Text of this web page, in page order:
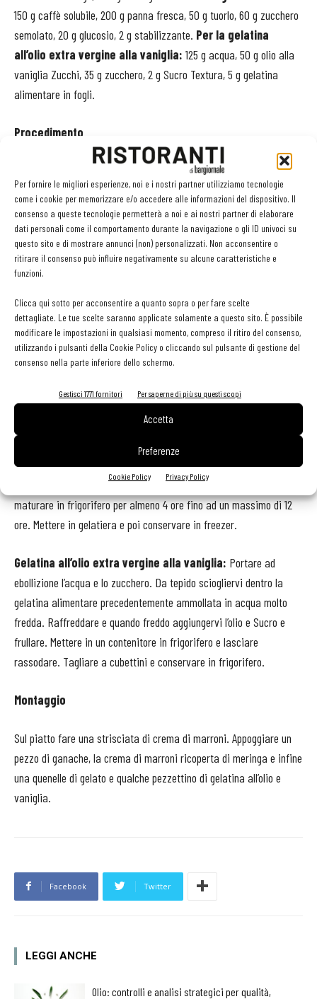
Per fornire le migliori esperienze, noi e i nostri partner utilizziamo tecnologie
come i cookie per memorizzare e/o accedere alle informazioni del dispositivo. Il
consenso a queste tecnologie permetterà a noi e ai nostri partner di elaborare
dati personali come il comportamento durante la navigazione o gli ID univoci su
questo sito e di mostrare annunci (non) personalizzati. Non acconsentire o
ritirare il consenso può influire negativamente su alcune caratteristiche e
funzioni.
Clicca qui sotto per acconsentire a quanto sopra o per fare scelte
dettagliate. Le tue scelte saranno applicate solamente a questo sito. È possibile
modificare le impostazioni in qualsiasi momento, compreso il ritiro del consenso,
utilizzando i pulsanti della Cookie Policy o cliccando sul pulsante di gestione del
consenso nella parte inferiore dello schermo.
Gestisci 1771 fornitori Per saperne di più su questi scopi
Accetta
Preferenze
Cookie Policy Privacy Policy
150 g caffè solubile, 200 g panna fresca, 50 g tuorlo, 60 g zucchero
semolato, 20 g glucosio, 2 g stabilizzante. Per la gelatina
all’olio extra vergine alla vaniglia:125 g acqua, 50 g olio alla
vaniglia Zucchi, 35 g zucchero, 2 g Sucro Textura, 5 g gelatina
alimentare in fogli.
Procedimento
fare bollire la panna con lo zucchero e
versarla sul cioccolato a pezzetti. Mischiare bene con un
leccapentole e a 40°C incorporare il whisky e il burro. Passare al
frullatore a immersione e stendere su una placca. Lasciare
cristallizzare per almeno 12 ore ricavare poi dei piccoli
parallelepipedi e conservare in frigorifero.
Crema ai marron glacé: mischiare la crema ai marroni con la
crema pasticcera. Sciogliere la gelatina e aggiungerla alle creme.
Incorporare 100 g di panna. Formare delle semisfere con gli
appositi stampi in silicone e mettere a congelare. Sformare da duri
sbriciolata e ritirare in frigorifero.
Bollire caffè, glucosio e panna mischiati.
Frustare tuorlo e zucchero e stabilizzante. Cuocere come una
crema inglese a 84°C. Raffreddare velocemente e lasciare
maturare in frigorifero per almeno 4 ore fino ad un massimo di 12
ore. Mettere in gelatiera e poi conservare in freezer.
Gelatina all’olio extra vergine alla vaniglia: Portare ad
ebollizione l’acqua e lo zucchero. Da tepido sciogliervi dentro la
gelatina alimentare precedentemente ammollata in acqua molto
fredda. Raffreddare e quando freddo aggiungervi l’olio e Sucro e
frullare. Mettere in un contenitore in frigorifero e lasciare
rassodare. Tagliare a cubettini e conservare in frigorifero.
Montaggio
Sul piatto fare una strisciata di crema di marroni. Appoggiare un
pezzo di ganache, la crema di marroni ricoperta di meringa e infine
una quenelle di gelato e qualche pezzettino di gelatina all’olio e
vaniglia.
Facebook Twitter
LEGGI ANCHE
Olio: controlli e analisi strategici per qualità,